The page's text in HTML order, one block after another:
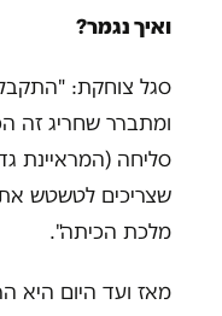
ואיך נגמר?
סגל צוחקת:
ומתברר שחריג זה
סליחה (המראיינת
שצריכים לטשטש
מלכת הכיתה".
מאז ועד היום היא